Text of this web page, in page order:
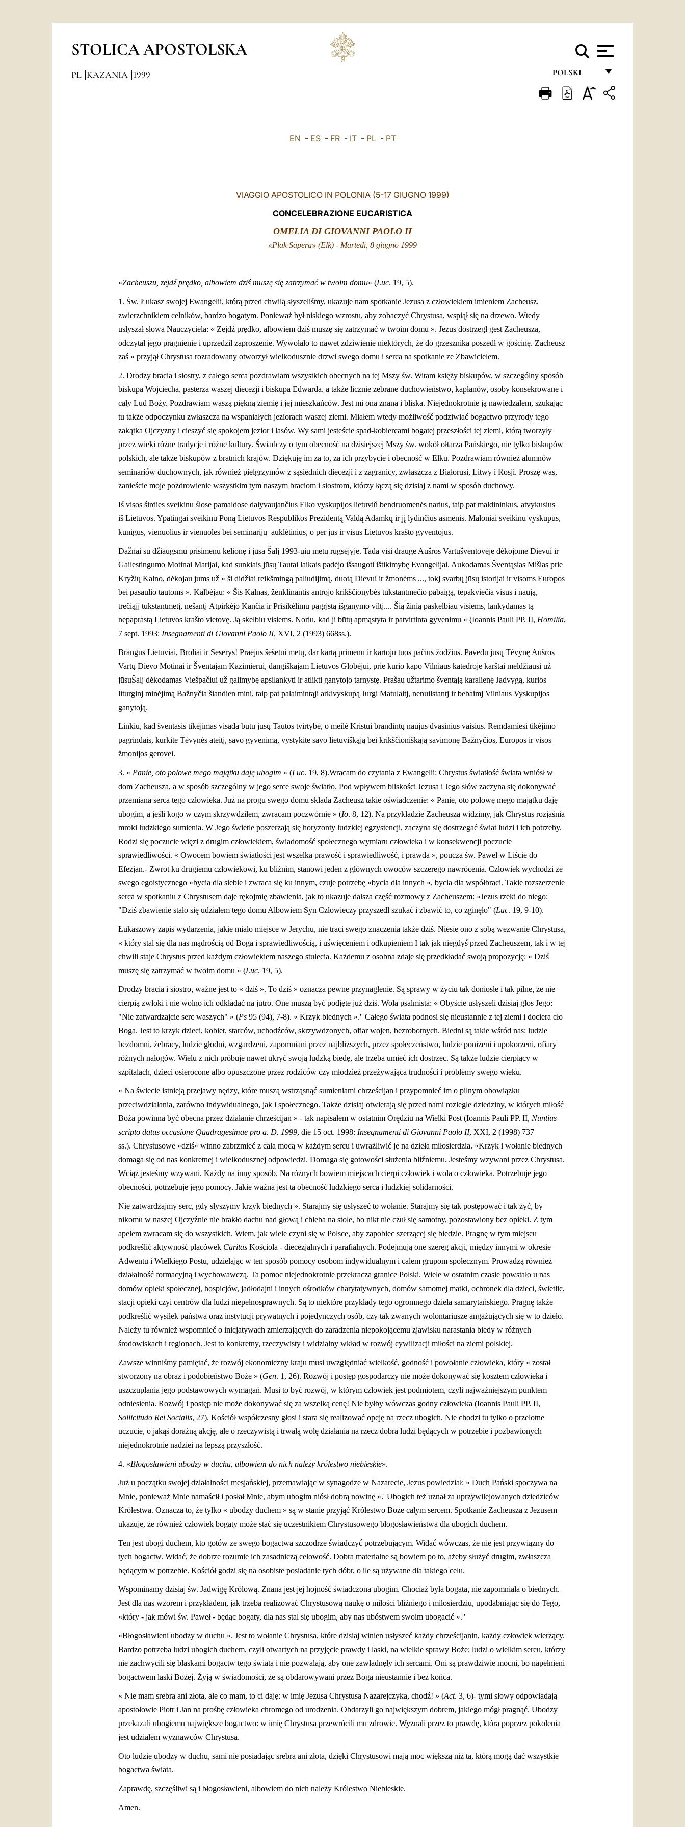
STOLICA APOSTOLSKA
POLSKI
FRANÇAIS
PL KAZANIA 1999
EN - ES- FR- IT- PL- PT
VIAGGIO APOSTOLICO IN POLONIA (5-17 GIUGNO 1999)
CONCELEBRAZIONE EUCARISTICA
OMELIA DI GIOVANNI PAOLO II
«Plak Sapera» (Elk) - Martedì, 8 giugno 1999
«Zacheuszu, zejdź prędko, albowiem dziś muszę się zatrzymać w twoim domu» (Luc. 19, 5).
1. Św. Łukasz swojej Ewangelii, którą przed chwilą słyszeliśmy, ukazuje nam spotkanie Jezusa z człowiekiem imieniem Zacheusz,
zwierzchnikiem celników, bardzo bogatym. Ponieważ był niskiego wzrostu, aby zobaczyć Chrystusa, wspiął się na drzewo. Wtedy
usłyszał słowa Nauczyciela: « Zejdź prędko, albowiem dziś muszę się zatrzymać w twoim domu ». Jezus dostrzegł gest Zacheusza,
odczytał jego pragnienie i uprzedził zaproszenie. Wywołało to nawet zdziwienie niektórych, że do grzesznika poszedł w gościnę. Zacheusz
zaś « przyjął Chrystusa rozradowany otworzył wielkodusznie drzwi swego domu i serca na spotkanie ze Zbawicielem.
2. Drodzy bracia i siostry, z całego serca pozdrawiam wszystkich obecnych na tej Mszy św. Witam księży biskupów, w szczególny sposób
biskupa Wojciecha, pasterza waszej diecezji i biskupa Edwarda, a także licznie zebrane duchowieństwo, kapłanów, osoby konsekrowane i
cały Lud Boży. Pozdrawiam waszą piękną ziemię i jej mieszkańców. Jest mi ona znana i bliska. Niejednokrotnie ją nawiedzałem, szukając
tu także odpoczynku zwłaszcza na wspaniałych jeziorach waszej ziemi. Miałem wtedy możliwość podziwiać bogactwo przyrody tego
zakątka Ojczyzny i cieszyć się spokojem jezior i lasów. Wy sami jesteście spad-kobiercami bogatej przeszłości tej ziemi, którą tworzyły
przez wieki różne tradycje i różne kultury. Świadczy o tym obecność na dzisiejszej Mszy św. wokół ołtarza Pańskiego, nie tylko biskupów
polskich, ale także biskupów z bratnich krajów. Dziękuję im za to, za ich przybycie i obecność w Ełku. Pozdrawiam również alumnów
seminariów duchownych, jak również pielgrzymów z sąsiednich diecezji i z zagranicy, zwłaszcza z Białorusi, Litwy i Rosji. Proszę was,
zanieście moje pozdrowienie wszystkim tym naszym braciom i siostrom, którzy łączą się dzisiaj z nami w sposób duchowy.
Iś visos śirdies sveikinu śiose pamaldose dalyvaujančius Elko vyskupijos lietuviǔ bendruomenės narius, taip pat maldininkus, atvykusius
iš Lietuvos. Ypatingai sveikinu Poną Lietuvos Respublikos Prezidentą Valdą Adamkų ir jį lydinčius asmenis. Maloniai sveikinu vyskupus,
kunigus, vienuolius ir vienuoles bei seminarijų auklėtinius, o per jus ir visus Lietuvos krašto gyventojus.
Dažnai su džiaugsmu prisimenu kelionę i jusa Šalj 1993-ųių metų rugsėjyje. Tada visi drauge Aušros Vartųšventovėje dėkojome Dievui ir
Gailestingumo Motinai Marijai, kad sunkiais jūsų Tautai laikais padėjo išsaugoti ištikimybę Evangelijai. Aukodamas Šventąsias Mišias prie
Kryžių Kalno, dėkojau jums už « ši didžiai reikšmingą paliudijimą, duotą Dievui ir žmonėms ..., tokj svarbų jūsų istorijai ir visoms Europos
bei pasaulio tautoms ». Kalbėjau: « Šis Kalnas, ženklinantis antrojo krikščionybės tūkstantmečio pabaigą, tepakviečia visus i naują,
trečiąjj tūkstantmetj, nešantj Atpirkėjo Kančia ir Prisikėlimu pagrjstą išganymo viltj.... Šią žinią paskelbiau visiems, lankydamas tą
nepaprastą Lietuvos krašto vietovę. Ją skelbiu visiems. Noriu, kad ji būtų apmąstyta ir patvirtinta gyvenimu » (Ioannis Pauli PP. II, Homilia,
7 sept. 1993: Insegnamenti di Giovanni Paolo II, XVI, 2 (1993) 668ss.).
Brangūs Lietuviai, Broliai ir Seserys! Praėjus šešetui metų, dar kartą primenu ir kartoju tuos pačius žodžius. Pavedu jūsų Tėvynę Aušros
Vartų Dievo Motinai ir Šventajam Kazimierui, dangiškajam Lietuvos Globėjui, prie kurio kapo Vilniaus katedroje karštai meldžiausi uź
jūsųŠalj dėkodamas Viešpačiui už galimybę apsilankyti ir atlikti ganytojo tarnystę. Prašau užtarimo šventąją karalienę Jadvygą, kurios
liturginj minėjimą Bažnyčia šiandien mini, taip pat palaimintąji arkivyskupą Jurgi Matulaitj, nenuilstantj ir bebaimj Vilniaus Vyskupijos
ganytoją.
Linkiu, kad šventasis tikėjimas visada būtų jūsų Tautos tvirtybė, o meilė Kristui brandintų naujus dvasinius vaisius. Remdamiesi tikėjimo
pagrindais, kurkite Tėvynės ateitj, savo gyvenimą, vystykite savo lietuviškąją bei krikščioniškąją savimonę Bažnyčios, Europos ir visos
žmonijos gerovei.
3. « Panie, oto polowe mego majątku daję ubogim » (Luc. 19, 8).Wracam do czytania z Ewangelii: Chrystus światłość świata wniósł w
dom Zacheusza, a w sposób szczególny w jego serce swoje światło. Pod wpływem bliskości Jezusa i Jego słów zaczyna się dokonywać
przemiana serca tego człowieka. Już na progu swego domu składa Zacheusz takie oświadczenie: « Panie, oto połowę mego majątku daję
ubogim, a jeśli kogo w czym skrzywdziłem, zwracam poczwórnie » (Io. 8, 12). Na przykładzie Zacheusza widzimy, jak Chrystus rozjaśnia
mroki ludzkiego sumienia. W Jego świetle poszerzają się horyzonty ludzkiej egzystencji, zaczyna się dostrzegać świat ludzi i ich potrzeby.
Rodzi się poczucie więzi z drugim człowiekiem, świadomość społecznego wymiaru człowieka i w konsekwencji poczucie
sprawiedliwości. « Owocem bowiem światłości jest wszelka prawość i sprawiedliwość, i prawda », poucza św. Paweł w Liście do
Efezjan.- Zwrot ku drugiemu człowiekowi, ku bliźnim, stanowi jeden z głównych owoców szczerego nawrócenia. Człowiek wychodzi ze
swego egoistycznego «bycia dla siebie i zwraca się ku innym, czuje potrzebę «bycia dla innych », bycia dla współbraci. Takie rozszerzenie
serca w spotkaniu z Chrystusem daje rękojmię zbawienia, jak to ukazuje dalsza część rozmowy z Zacheuszem: «Jezus rzeki do niego:
"Dziś zbawienie stało się udziałem tego domu Albowiem Syn Człowieczy przyszedł szukać i zbawić to, co zginęło" (Luc. 19, 9-10).
Łukaszowy zapis wydarzenia, jakie miało miejsce w Jerychu, nie traci swego znaczenia także dziś. Niesie ono z sobą wezwanie Chrystusa,
« który stal się dla nas mądrością od Boga i sprawiedliwością, i uświęceniem i odkupieniem I tak jak niegdyś przed Zacheuszem, tak i w tej
chwili staje Chrystus przed każdym człowiekiem naszego stulecia. Każdemu z osobna zdaje się przedkładać swoją propozycję: « Dziś
muszę się zatrzymać w twoim domu » (Luc. 19, 5).
Drodzy bracia i siostro, ważne jest to « dziś ». To dziś » oznacza pewne przynaglenie. Są sprawy w życiu tak doniosłe i tak pilne, że nie
cierpią zwłoki i nie wolno ich odkładać na jutro. One muszą być podjęte już dziś. Woła psalmista: « Obyście usłyszeli dzisiaj glos Jego:
"Nie zatwardzajcie serc waszych" » (Ps 95 (94), 7-8). « Krzyk biednych ».'' Całego świata podnosi się nieustannie z tej ziemi i dociera cło
Boga. Jest to krzyk dzieci, kobiet, starców, uchodźców, skrzywdzonych, ofiar wojen, bezrobotnych. Biedni są takie wśród nas: ludzie
bezdomni, żebracy, ludzie głodni, wzgardzeni, zapomniani przez najbliższych, przez społeczeństwo, ludzie poniżeni i upokorzeni, ofiary
różnych nałogów. Wielu z nich próbuje nawet ukryć swoją ludzką biedę, ale trzeba umieć ich dostrzec. Są także ludzie cierpiący w
szpitalach, dzieci osierocone albo opuszczone przez rodziców czy młodzież przeżywająca trudności i problemy swego wieku.
« Na świecie istnieją przejawy nędzy, które muszą wstrząsnąć sumieniami chrześcijan i przypomnieć im o pilnym obowiązku
przeciwdziałania, zarówno indywidualnego, jak i społecznego. Także dzisiaj otwierają się przed nami rozlegle dziedziny, w których miłość
Boża powinna być obecna przez działanie chrześcijan » - tak napisałem w ostatnim Orędziu na Wielki Post (Ioannis Pauli PP. II, Nuntius
scripto datus occasione Quadragesimae pro a. D. 1999, die 15 oct. 1998: Insegnamenti di Giovanni Paolo II, XXI, 2 (1998) 737
ss.). Chrystusowe «dziś» winno zabrzmieć z cala mocą w każdym sercu i uwrażliwić je na dzieła miłosierdzia. «Krzyk i wołanie biednych
domaga się od nas konkretnej i wielkodusznej odpowiedzi. Domaga się gotowości służenia bliźniemu. Jesteśmy wzywani przez Chrystusa.
Wciąż jesteśmy wzywani. Każdy na inny sposób. Na różnych bowiem miejscach cierpi człowiek i wola o człowieka. Potrzebuje jego
obecności, potrzebuje jego pomocy. Jakie ważna jest ta obecność ludzkiego serca i ludzkiej solidarności.
Nie zatwardzajmy serc, gdy słyszymy krzyk biednych ». Starajmy się usłyszeć to wołanie. Starajmy się tak postępować i tak żyć, by
nikomu w naszej Ojczyźnie nie brakło dachu nad głową i chleba na stole, bo nikt nie czuł się samotny, pozostawiony bez opieki. Z tym
apelem zwracam się do wszystkich. Wiem, jak wiele czyni się w Polsce, aby zapobiec szerzącej się biedzie. Pragnę w tym miejscu
podkreślić aktywność placówek Caritas Kościoła - diecezjalnych i parafialnych. Podejmują one szereg akcji, między innymi w okresie
Adwentu i Wielkiego Postu, udzielając w ten sposób pomocy osobom indywidualnym i calem grupom społecznym. Prowadzą również
działalność formacyjną i wychowawczą. Ta pomoc niejednokrotnie przekracza granice Polski. Wiele w ostatnim czasie powstało u nas
domów opieki społecznej, hospicjów, jadłodajni i innych ośrodków charytatywnych, domów samotnej matki, ochronek dla dzieci, świetlic,
stacji opieki czyi centrów dla ludzi niepełnosprawnych. Są to niektóre przykłady tego ogromnego dzieła samarytańskiego. Pragnę także
podkreślić wysiłek państwa oraz instytucji prywatnych i pojedynczych osób, czy tak zwanych wolontariusze angażujących się w to dzieło.
Należy tu również wspomnieć o inicjatywach zmierzających do zaradzenia niepokojącemu zjawisku narastania biedy w różnych
środowiskach i regionach. Jest to konkretny, rzeczywisty i widzialny wkład w rozwój cywilizacji miłości na ziemi polskiej.
Zawsze winniśmy pamiętać, że rozwój ekonomiczny kraju musi uwzględniać wielkość, godność i powołanie człowieka, który « został
stworzony na obraz i podobieństwo Boże » (Gen. 1, 26). Rozwój i postęp gospodarczy nie może dokonywać się kosztem człowieka i
uszczuplania jego podstawowych wymagań. Musi to być rozwój, w którym człowiek jest podmiotem, czyli najważniejszym punktem
odniesienia. Rozwój i postęp nie może dokonywać się za wszelką cenę! Nie byłby wówczas godny człowieka (Ioannis Pauli PP. II,
Sollicitudo Rei Socialis, 27). Kościół współczesny głosi i stara się realizować opcję na rzecz ubogich. Nie chodzi tu tylko o przelotne
uczucie, o jakąś doraźną akcję, ale o rzeczywistą i trwałą wolę działania na rzecz dobra ludzi będących w potrzebie i pozbawionych
niejednokrotnie nadziei na lepszą przyszłość.
4. «Błogosławieni ubodzy w duchu, albowiem do nich należy królestwo niebieskie».
Już u początku swojej działalności mesjańskiej, przemawiając w synagodze w Nazarecie, Jezus powiedział: « Duch Pański spoczywa na
Mnie, ponieważ Mnie namaścił i posłał Mnie, abym ubogim niósł dobrą nowinę ».' Ubogich też uznał za uprzywilejowanych dziedziców
Królestwa. Oznacza to, że tylko « ubodzy duchem » są w stanie przyjąć Królestwo Boże całym sercem. Spotkanie Zacheusza z Jezusem
ukazuje, że również człowiek bogaty może stać się uczestnikiem Chrystusowego błogosławieństwa dla ubogich duchem.
Ten jest ubogi duchem, kto gotów ze swego bogactwa szczodrze świadczyć potrzebującym. Widać wówczas, że nie jest przywiązny do
tych bogactw. Widać, że dobrze rozumie ich zasadniczą celowość. Dobra materialne są bowiem po to, ażeby służyć drugim, zwłaszcza
będącym w potrzebie. Kościół godzi się na osobiste posiadanie tych dóbr, o ile są używane dla takiego celu.
Wspominamy dzisiaj św. Jadwigę Królową. Znana jest jej hojność świadczona ubogim. Chociaż była bogata, nie zapomniała o biednych.
Jest dla nas wzorem i przykładem, jak trzeba realizować Chrystusową naukę o miłości bliźniego i miłosierdziu, upodabniając się do Tego,
«który - jak mówi św. Paweł - będąc bogaty, dla nas stal się ubogim, aby nas ubóstwem swoim ubogacić ».''
«Błogosławieni ubodzy w duchu ». Jest to wołanie Chrystusa, które dzisiaj winien usłyszeć każdy chrześcijanin, każdy człowiek wierzący.
Bardzo potrzeba ludzi ubogich duchem, czyli otwartych na przyjęcie prawdy i laski, na wielkie sprawy Boże; ludzi o wielkim sercu, którzy
nie zachwycili się blaskami bogactw tego świata i nie pozwalają, aby one zawładnęły ich sercami. Oni są prawdziwie mocni, bo napełnieni
bogactwem laski Bożej. Żyją w świadomości, że są obdarowywani przez Boga nieustannie i bez końca.
« Nie mam srebra ani złota, ale co mam, to ci daję: w imię Jezusa Chrystusa Nazarejczyka, chodź! » (Act. 3, 6)- tymi słowy odpowiadają
apostołowie Piotr i Jan na prośbę człowieka chromego od urodzenia. Obdarzyli go największym dobrem, jakiego mógł pragnąć. Ubodzy
przekazali ubogiemu największe bogactwo: w imię Chrystusa przewrócili mu zdrowie. Wyznali przez to prawdę, która poprzez pokolenia
jest udziałem wyznawców Chrystusa.
Oto ludzie ubodzy w duchu, sami nie posiadając srebra ani złota, dzięki Chrystusowi mają moc większą niż ta, którą mogą dać wszystkie
bogactwa świata.
Zaprawdę, szczęśliwi są i błogosławieni, albowiem do nich należy Królestwo Niebieskie.
Amen.